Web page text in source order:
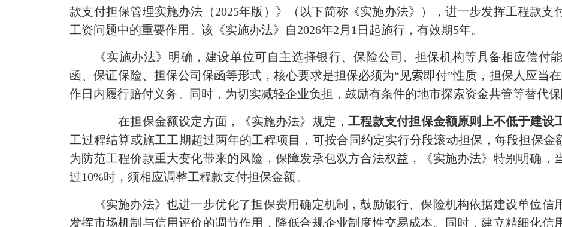
款支付担保管理实施办法（2025年版）》（以下简称《实施办法》），进一步发挥工程款支
工资问题中的重要作用。该《实施办法》自2026年2月1日起施行，有效期5年。
《实施办法》明确，建设单位可自主选择银行、保险公司、担保机构等具备相应偿付
函、保证保险、担保公司保函等形式，核心要求是担保必须为“见索即付”性质，担保人应当
作日内履行赔付义务。同时，为切实减轻企业负担，鼓励有条件的地市探索资金共管等替代保
在担保金额设定方面，《实施办法》规定，工程款支付担保金额原则上不低于建设
工过程结算或施工工期超过两年的工程项目，可按合同约定实行分段滚动担保，每段担保金
为防范工程价款重大变化带来的风险，保障发承包双方合法权益，《实施办法》特别明确，
过10%时，须相应调整工程款支付担保金额。
《实施办法》也进一步优化了担保费用确定机制，鼓励银行、保险机构依据建设单位信
发挥市场机制与信用评价的调节作用，降低合规企业制度性交易成本。同时，建立精细化信